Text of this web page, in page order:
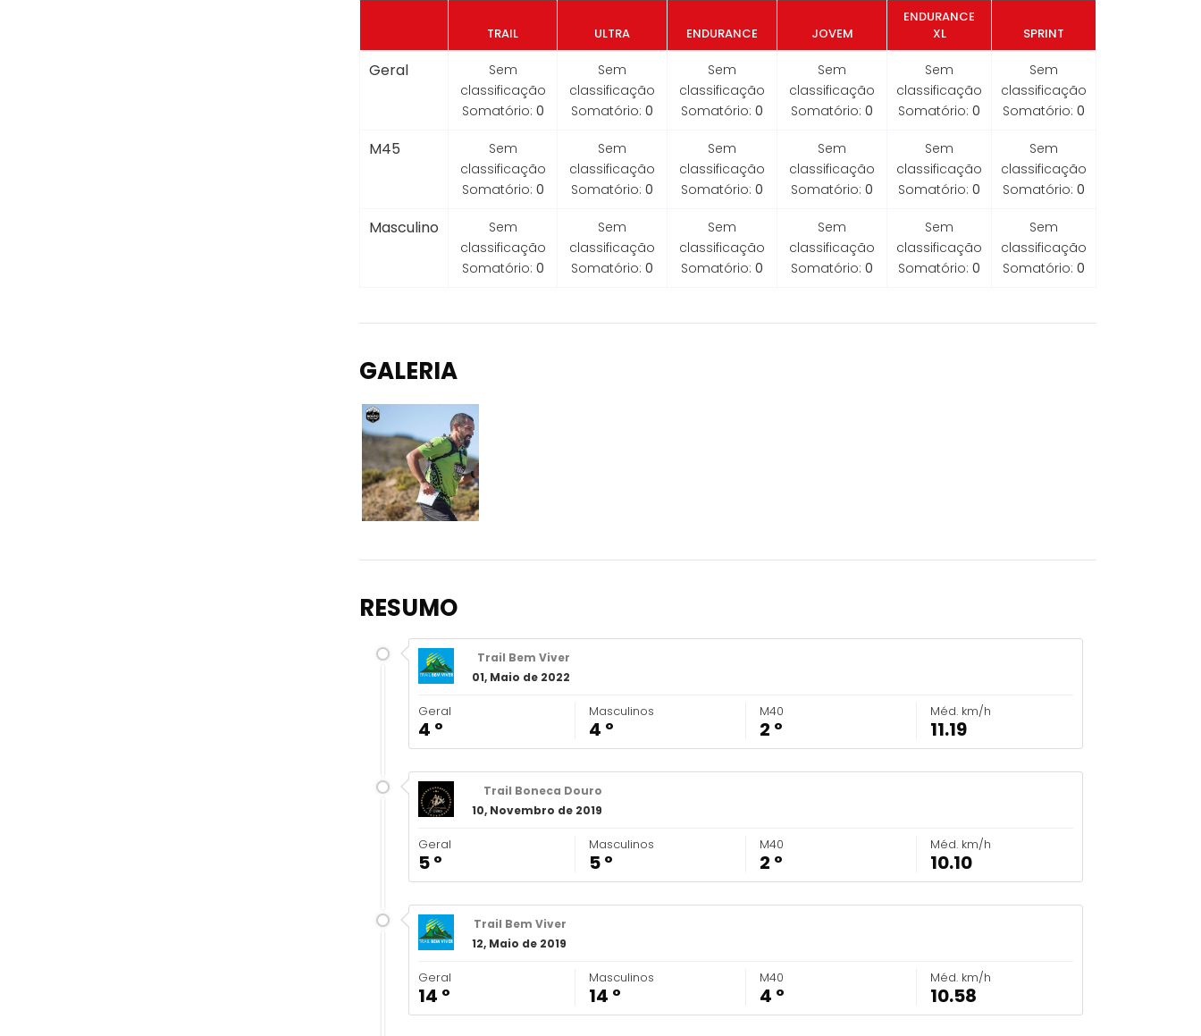
TRAIL ULTRA ENDURANCE JOVEM
ENDURANCE
XL
SPRINT
Geral
Sem
classificação
Somatório: 0
Sem
classificação
Somatório: 0
Sem
classificação
Somatório: 0
Sem
classificação
Somatório: 0
Sem
classificação
Somatório: 0
Sem
classificação
Somatório: 0
M45
Sem
classificação
Somatório: 0
Sem
classificação
Somatório: 0
Sem
classificação
Somatório: 0
Sem
classificação
Somatório: 0
Sem
classificação
Somatório: 0
Sem
classificação
Somatório: 0
Masculino
Sem
classificação
Somatório: 0
Sem
classificação
Somatório: 0
Sem
classificação
Somatório: 0
Sem
classificação
Somatório: 0
Sem
classificação
Somatório: 0
Sem
classificação
Somatório: 0
GALERIA
RESUMO
Trail Bem Viver
01, Maio de 2022
Geral
4 º
Masculinos
4 º
M40
2 º
Méd. km/h
11.19
Trail Boneca Douro
10, Novembro de 2019
Geral
5 º
Masculinos
5 º
M40
2 º
Méd. km/h
10.10
Trail Bem Viver
12, Maio de 2019
Geral
14 º
Masculinos
14 º
M40
4 º
Méd. km/h
10.58